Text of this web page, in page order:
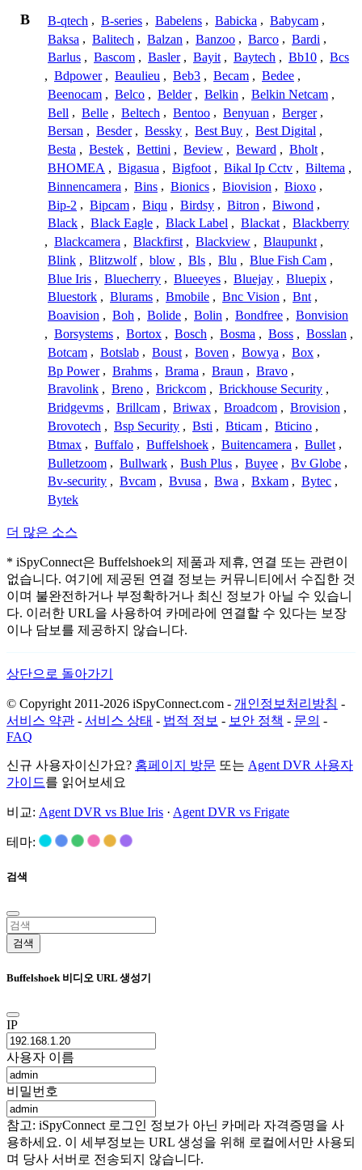
B B-qtech , B-series , Babelens , Babicka , Babycam ,
Baksa , Balitech , Balzan , Banzoo , Barco , Bardi ,
Barlus , Bascom , Basler , Bayit , Baytech , Bb10 , Bcs
, Bdpower , Beaulieu , Beb3 , Becam , Bedee ,
Beenocam , Belco , Belder , Belkin , Belkin Netcam ,
Bell , Belle , Beltech , Bentoo , Benyuan , Berger ,
Bersan , Besder , Bessky , Best Buy , Best Digital ,
Besta , Bestek , Bettini , Beview , Beward , Bholt ,
BHOMEA , Bigasua , Bigfoot , Bikal Ip Cctv , Biltema ,
Binnencamera , Bins , Bionics , Biovision , Bioxo ,
Bip-2 , Bipcam , Biqu , Birdsy , Bitron , Biwond ,
Black , Black Eagle , Black Label , Blackat , Blackberry
, Blackcamera , Blackfirst , Blackview , Blaupunkt ,
Blink , Blitzwolf , blow , Bls , Blu , Blue Fish Cam ,
Blue Iris , Bluecherry , Blueeyes , Bluejay , Bluepix ,
Bluestork , Blurams , Bmobile , Bnc Vision , Bnt ,
Boavision , Boh , Bolide , Bolin , Bondfree , Bonvision
, Borsystems , Bortox , Bosch , Bosma , Boss , Bosslan ,
Botcam , Botslab , Boust , Boven , Bowya , Box ,
Bp Power , Brahms , Brama , Braun , Bravo ,
Bravolink , Breno , Brickcom , Brickhouse Security ,
Bridgevms , Brillcam , Briwax , Broadcom , Brovision ,
Brovotech , Bsp Security , Bsti , Bticam , Bticino ,
Btmax , Buffalo , Buffelshoek , Buitencamera , Bullet ,
Bulletzoom , Bullwark , Bush Plus , Buyee , Bv Globe ,
Bv-security , Bvcam , Bvusa , Bwa , Bxkam , Bytec ,
Bytek
더 많은 소스
* iSpyConnect은 Buffelshoek의 제품과 제휴, 연결 또는 관련이
없습니다. 여기에 제공된 연결 정보는 커뮤니티에서 수집한 것
이며 불완전하거나 부정확하거나 최신 정보가 아닐 수 있습니
다. 이러한 URL을 사용하여 카메라에 연결할 수 있다는 보장
이나 담보를 제공하지 않습니다.
상단으로 돌아가기
© Copyright 2011-2026 iSpyConnect.com - 개인정보처리방침 -
서비스 약관 - 서비스 상태 - 법적 정보 - 보안 정책 - 문의 -
FAQ
신규 사용자이신가요? 홈페이지 방문 또는 Agent DVR 사용자
가이드를 읽어보세요
비교: Agent DVR vs Blue Iris · Agent DVR vs Frigate
테마:
검색
검색
Buffelshoek 비디오 URL 생성기
IP
사용자 이름
비밀번호
참고: iSpyConnect 로그인 정보가 아닌 카메라 자격증명을 사
용하세요. 이 세부정보는 URL 생성을 위해 로컬에서만 사용되
며 당사 서버로 전송되지 않습니다.